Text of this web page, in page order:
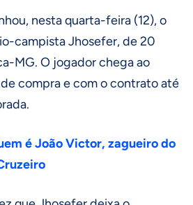
nesta quarta-feira (12), o
campista Jhosefer, de 20
MG. O jogador chega ao
compra e com o contrato até
é João Victor, zagueiro do